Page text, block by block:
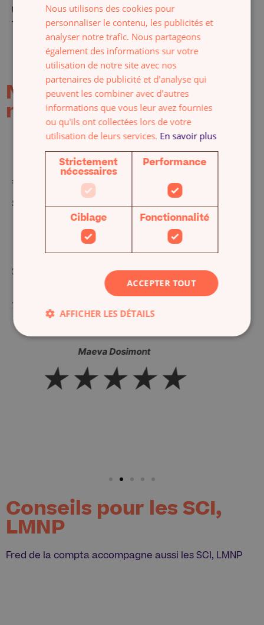
Un conseiller de confiance
toujours réactif
Commencer maintenant
Nos clients en parlent
mieux que nous
au petit
projet
m'ont
" Excellent service ! Répond
attentes du mieux possible.
Louise pour sa disponibilité
conseils, elle a su m'orienter
cabinet comptable qui me
parfaitement. "
Adrien Caperaa
Conseils pour les SCI,
LMNP
Fred de la compta accompagne aussi les SCI, LMNP
Nous utilisons des cookies pour
personnaliser le contenu, les publicités et
analyser notre trafic. Nous partageons
également des informations sur votre
utilisation de notre site avec nos
partenaires de publicité et d'analyse qui
peuvent les combiner avec d'autres
informations que vous leur avez fournies
ou qu'ils ont collectées lors de votre
utilisation de leurs services. En savoir plus
Strictement
nécessaires
Performance
Ciblage Fonctionnalité
ACCEPTER TOUT
AFFICHER LES DÉTAILS